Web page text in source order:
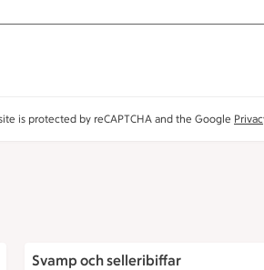
is protected by reCAPTCHA and the Google
delad i hälften.
Svamp och selleribiffar
Svamp och selleribiffar